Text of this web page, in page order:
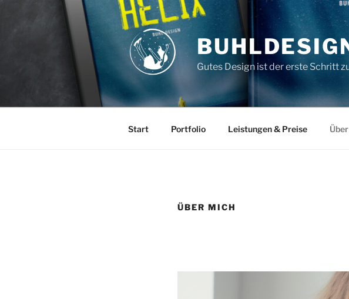
Gutes Design ist der erste Schritt
Start Portfolio Leistungen & Preise
ÜBER MICH